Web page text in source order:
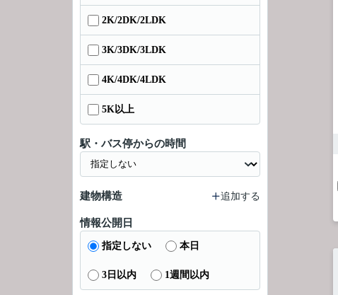
2K/2DK/2LDK
3K/3DK/3LDK
4K/4DK/4LDK
5K以上
駅・バス停からの時間
建物構造 追加する
情報公開日
指定しない 本日
3日以内 1週間以内